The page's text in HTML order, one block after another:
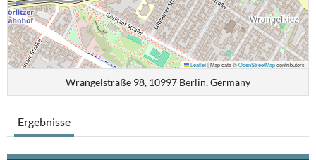
Leaflet|Map data ©OpenStreetMapcontributors
Wrangelstraße 98, 10997 Berlin, Germany
Ergebnisse